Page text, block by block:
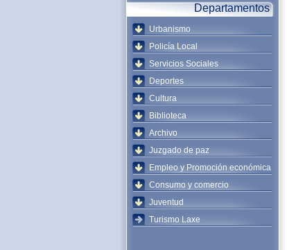
Departamentos
Urbanismo
Policía Local
Servicios Sociales
Deportes
Cultura
Biblioteca
Archivo
Juzgado de paz
Empleo y Promoción económica
Consumo y comercio
Juventud
Turismo Laxe